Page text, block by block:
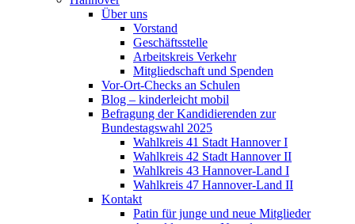
Über uns
Vorstand
Geschäftsstelle
Arbeitskreis Verkehr
Mitgliedschaft und Spenden
Vor-Ort-Checks an Schulen
Blog – kinderleicht mobil
Befragung der Kandidierenden zur
Bundestagswahl 2025
Wahlkreis 41 Stadt Hannover I
Wahlkreis 42 Stadt Hannover II
Wahlkreis 43 Hannover-Land I
Wahlkreis 47 Hannover-Land II
Kontakt
Patin für junge und neue Mitglieder